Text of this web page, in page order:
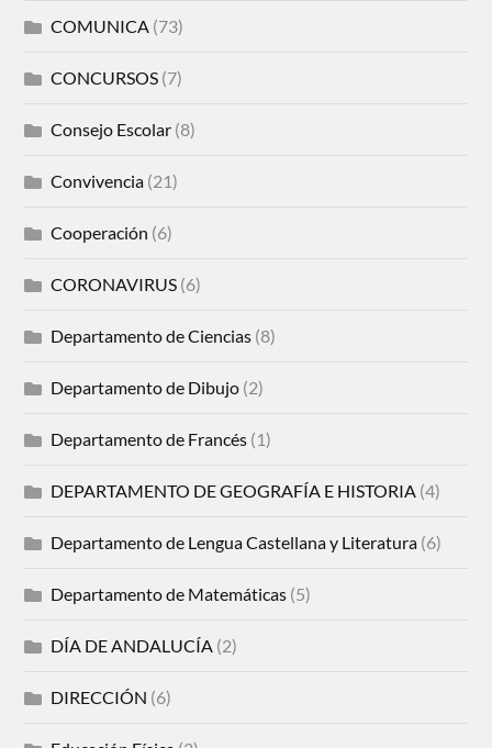
COMUNICA (73)
CONCURSOS (7)
Consejo Escolar (8)
Convivencia (21)
Cooperación (6)
CORONAVIRUS (6)
Departamento de Ciencias (8)
Departamento de Dibujo (2)
Departamento de Francés (1)
DEPARTAMENTO DE GEOGRAFÍA E HISTORIA (4)
Departamento de Lengua Castellana y Literatura (6)
Departamento de Matemáticas (5)
DÍA DE ANDALUCÍA (2)
DIRECCIÓN (6)